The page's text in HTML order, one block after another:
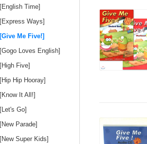
[English Time]
[Express Ways]
[Give Me Five!]
[Gogo Loves English]
[High Five]
[Hip Hip Hooray]
[Know It All!]
[Let's Go]
[New Parade]
[New Super Kids]